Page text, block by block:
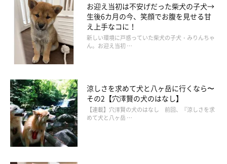
お迎え当初は不安げだった柴犬の子犬→
生後6カ月の今、笑顔でお腹を見せる甘
え上手なコに！
新しい環境に戸惑っていた柴犬の子犬・みりんちゃ
ん。お迎え当初 …
涼しさを求めて犬と八ヶ岳に行くなら〜
その2【穴澤賢の犬のはなし】
【連載】穴澤賢の犬のはなし 前回、『涼しさを求
めて犬と八ヶ岳 …